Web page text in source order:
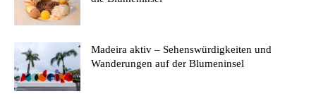
Madeira aktiv – Sehenswürdigkeiten und
Wanderungen auf der Blumeninsel